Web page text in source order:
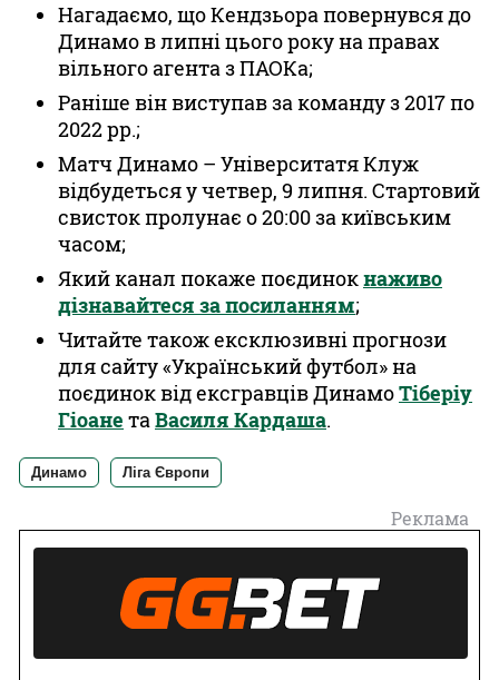
Нагадаємо, що Кендзьора повернувся до
Динамо в липні цього року на правах
вільного агента з ПАОКа;
Раніше він виступав за команду з 2017 по
2022 рр.;
Матч Динамо – Університатя Клуж
відбудеться у четвер, 9 липня. Стартовий
свисток пролунає о 20:00 за київським
часом;
Який канал покаже поєдинокнаживо
дізнавайтеся за посиланням;
Читайте також ексклюзивні прогнози
для сайту «Український футбол» на
поєдинок від ексгравців ДинамоТіберіу
Гіоане таВасиля Кардаша.
Динамо Ліга Європи
Реклама